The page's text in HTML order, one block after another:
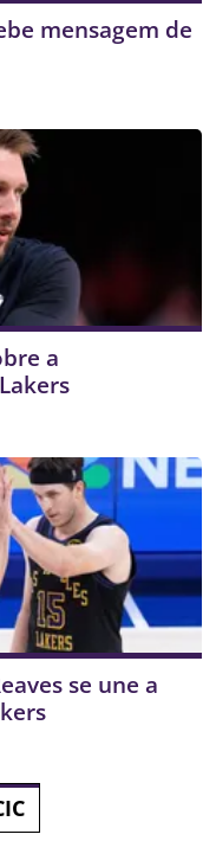
mensagem de
a
se une a